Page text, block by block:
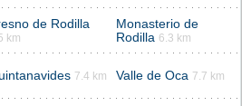
de Rodilla
km
Monasterio de
Rodilla 6.3 km
7.4 km Valle de Oca 7.7 km